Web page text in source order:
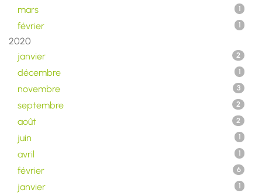
mars 1
février 1
2020
janvier
2
décembre 1
novembre 3
septembre 2
août 2
juin 1
avril 1
février 6
janvier 1